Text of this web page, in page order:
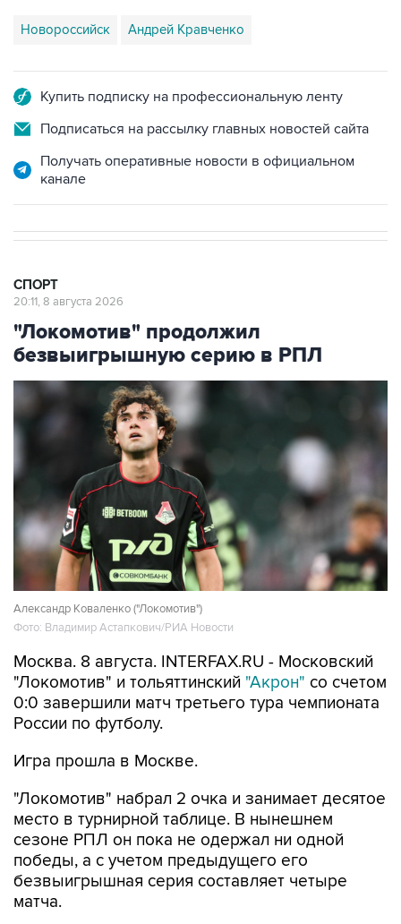
Новороссийск Андрей Кравченко
Купить подписку на профессиональную ленту
Подписаться на рассылку главных новостей сайта
Получать оперативные новости в официальном
канале
СПОРТ
20:11, 8 августа 2026
"Локомотив" продолжил
безвыигрышную серию в РПЛ
Александр Коваленко ("Локомотив")
Фото: Владимир Астапкович/РИА Новости
Москва. 8 августа. INTERFAX.RU - Московский
"Локомотив" и тольяттинский "Акрон" со счетом
0:0 завершили матч третьего тура чемпионата
России по футболу.
Игра прошла в Москве.
"Локомотив" набрал 2 очка и занимает десятое
место в турнирной таблице. В нынешнем
сезоне РПЛ он пока не одержал ни одной
победы, а с учетом предыдущего его
безвыигрышная серия составляет четыре
матча.